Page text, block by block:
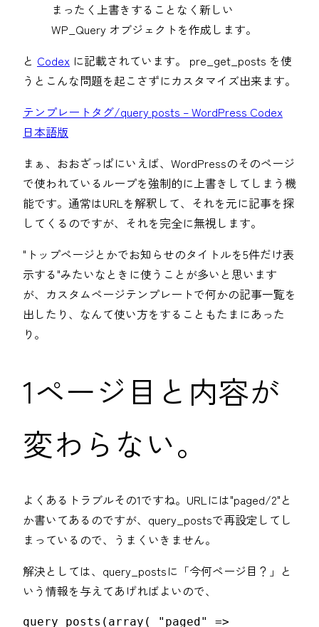
まったく上書きすることなく新しい
WP_Query オブジェクトを作成します。
と Codex に記載されています。 pre_get_posts を使
うとこんな問題を起こさずにカスタマイズ出来ます。
テンプレートタグ/query posts – WordPress Codex
日本語版
まぁ、おおざっぱにいえば、WordPressのそのページ
で使われているループを強制的に上書きしてしまう機
能です。通常はURLを解釈して、それを元に記事を探
してくるのですが、それを完全に無視します。
"トップページとかでお知らせのタイトルを5件だけ表
示する"みたいなときに使うことが多いと思います
が、カスタムページテンプレートで何かの記事一覧を
出したり、なんて使い方をすることもたまにあった
り。
1ページ目と内容が
変わらない。
よくあるトラブルその1ですね。URLには"paged/2"と
か書いてあるのですが、query_postsで再設定してし
まっているので、うまくいきません。
解決としては、query_postsに「今何ページ目？」と
いう情報を与えてあげればよいので、
query_posts(array( "paged" =>